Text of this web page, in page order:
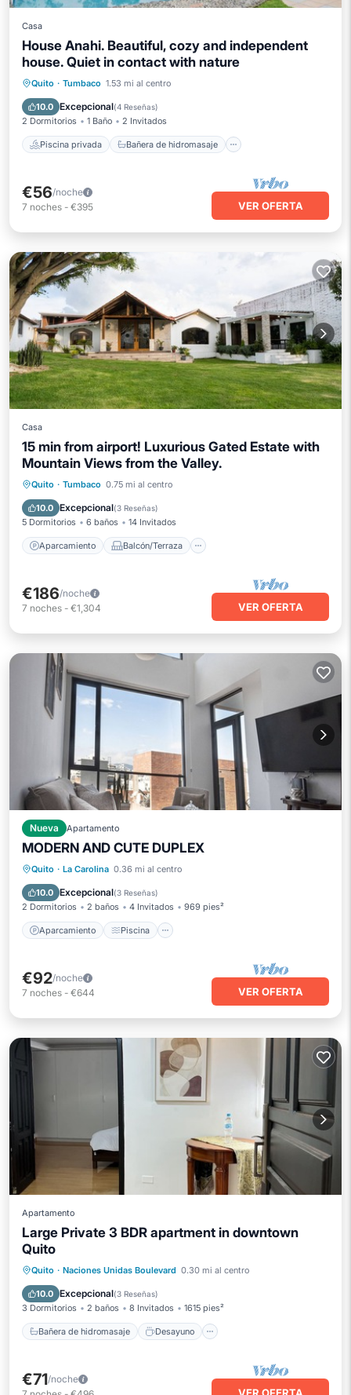
Casa
House Anahi. Beautiful, cozy and independent
house. Quiet in contact with nature
Quito · Tumbaco 1.53 mi al centro
10.0 Excepcional(4 Reseñas)
2 Dormitorios 1 Baño 2 Invitados
Piscina privada Bañera de hidromasaje
Piscina privada
Aparcamiento
€56/noche
7 noches - €395 VER OFERTA
Casa
15 min from airport! Luxurious Gated Estate with
Mountain Views from the Valley.
Quito · Tumbaco 0.75 mi al centro
10.0 Excepcional(3 Reseñas)
5 Dormitorios 6 baños 14 Invitados
Aparcamiento Balcón/Terraza
Aparcamiento
Balcón/Terraza
Cocina
Aire acondicionado
€186/noche
7 noches - €1,304 VER OFERTA
Nueva Apartamento
MODERN AND CUTE DUPLEX
Quito · La Carolina 0.36 mi al centro
10.0 Excepcional(3 Reseñas)
2 Dormitorios 2 baños 4 Invitados 969 pies²
Aparcamiento Piscina
Aparcamiento
Piscina
Balcón/Terraza
€92/noche
7 noches - €644 VER OFERTA
Apartamento
Large Private 3 BDR apartment in downtown
Quito
Quito · Naciones Unidas Boulevard 0.30 mi al centro
10.0 Excepcional(3 Reseñas)
3 Dormitorios 2 baños 8 Invitados 1615 pies²
Bañera de hidromasaje Desayuno
Bañera de hidromasaje
Desayuno
Aparcamiento
€71/noche